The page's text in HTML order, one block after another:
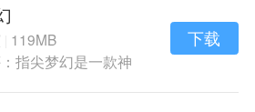
119MB
指尖梦幻是一款神
下载